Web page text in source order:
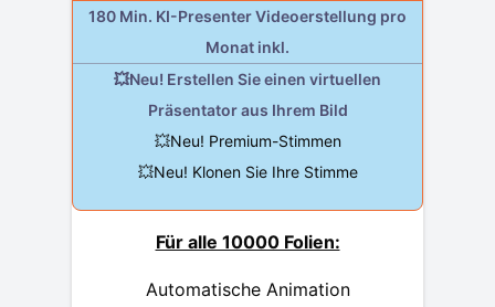
180 Min. KI-Presenter Videoerstellung pro
Monat inkl.
💥Neu! Erstellen Sie einen virtuellen
Präsentator aus Ihrem Bild
💥Neu! Premium-Stimmen
💥Neu! Klonen Sie Ihre Stimme
Für alle 10000 Folien:
Automatische Animation